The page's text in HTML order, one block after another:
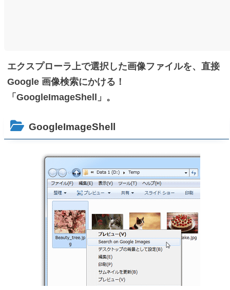
エクスプローラ上で選択した画像ファイルを、直接
Google 画像検索にかける！
「GoogleImageShell」。
GoogleImageShell